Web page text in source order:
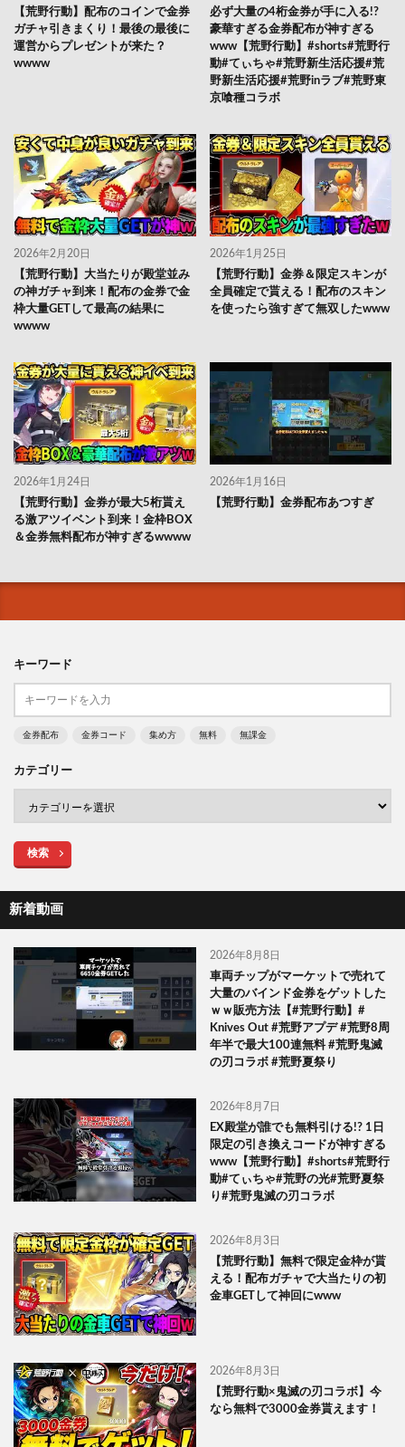
【荒野行動】配布のコインで金券
ガチャ引きまくり！最後の最後に
運営からプレゼントが来た？
wwww
必ず大量の4桁金券が手に入る!?
豪華すぎる金券配布が神すぎる
www【荒野行動】#shorts#荒野行
動#てぃちゃ#荒野新生活応援#荒
野新生活応援#荒野inラブ#荒野東
京喰種コラボ
2026年2月20日
【荒野行動】大当たりが殿堂並み
の神ガチャ到来！配布の金券で金
枠大量GETして最高の結果に
wwww
2026年1月25日
【荒野行動】金券＆限定スキンが
全員確定で貰える！配布のスキン
を使ったら強すぎて無双したwww
2026年1月24日
【荒野行動】金券が最大5桁貰え
る激アツイベント到来！金枠BOX
＆金券無料配布が神すぎるwwww
2026年1月16日
【荒野行動】金券配布あつすぎ
キーワード
金券配布 金券コード 集め方 無料 無課金
カテゴリー
検索
新着動画
2026年8月8日
車両チップがマーケットで売れて
大量のバインド金券をゲットした
ｗｗ販売方法【#荒野行動】#
Knives Out #荒野アプデ #荒野8周
年半で最大100連無料 #荒野鬼滅
の刃コラボ #荒野夏祭り
2026年8月7日
EX殿堂が誰でも無料引ける!? 1日
限定の引き換えコードが神すぎる
www【荒野行動】#shorts#荒野行
動#てぃちゃ#荒野の光#荒野夏祭
り#荒野鬼滅の刃コラボ
2026年8月3日
【荒野行動】無料で限定金枠が貰
える！配布ガチャで大当たりの初
金車GETして神回にwww
2026年8月3日
【荒野行動×鬼滅の刃コラボ】今
なら無料で3000金券貰えます！